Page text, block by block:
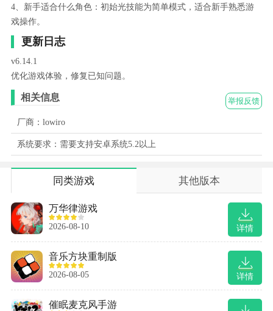
4、新手适合什么角色：初始光技能为简单模式，适合新手熟悉游
戏操作。
更新日志
v6.14.1
优化游戏体验，修复已知问题。
举报反馈
相关信息
厂商：lowiro
系统要求：需要支持安卓系统5.2以上
同类游戏 其他版本
详情
万华律游戏
2026-08-10
详情
音乐方块重制版
2026-08-05
催眠麦克风手游